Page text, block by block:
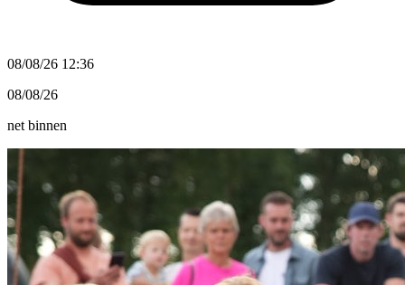
08/08/26 12:36
08/08/26
net binnen